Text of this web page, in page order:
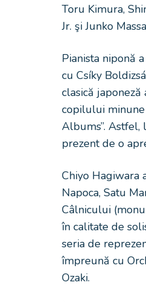
Toru Kimura,
Jr. şi Junko
Pianista niponă
cu Csíky
clasică
copilului minune
Albums”.
prezent de o
Chiyo Hagiwara
Napoca, Satu
Câlnicului
în calitate de
seria de
împreună cu
Ozaki.